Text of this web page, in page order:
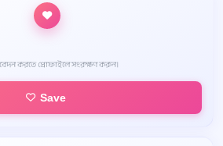
করতে প্রোফাইলে সংরক্ষণ করুন।
Save